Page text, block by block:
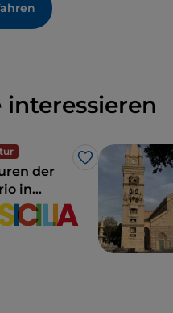
interessieren
Like
der
in